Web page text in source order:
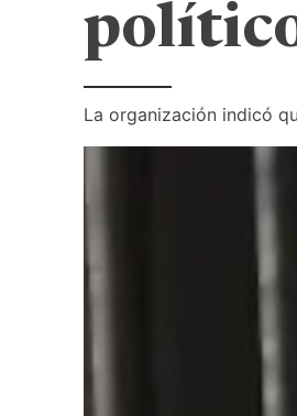
La organización indicó